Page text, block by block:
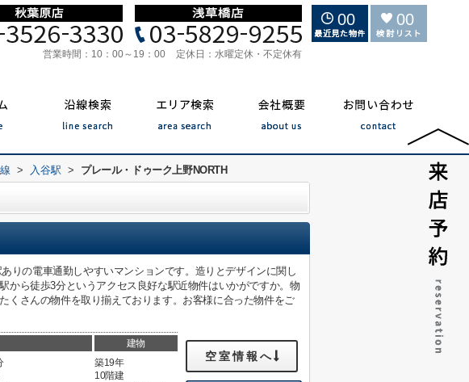
営業時間： 10：00～19：00 定休日： 水曜定休・不定休有
00 00
> 入谷駅 > プレール・ドゥーク上野NORTH
りの電車通勤しやすいマンションです。造りとデザインに関し
から徒歩3分というアクセス良好な駅近物件はいかがですか。物
くさんの物件を取り揃えております。お客様に合った物件をご
建物
築19年
10階建
空室情報へ